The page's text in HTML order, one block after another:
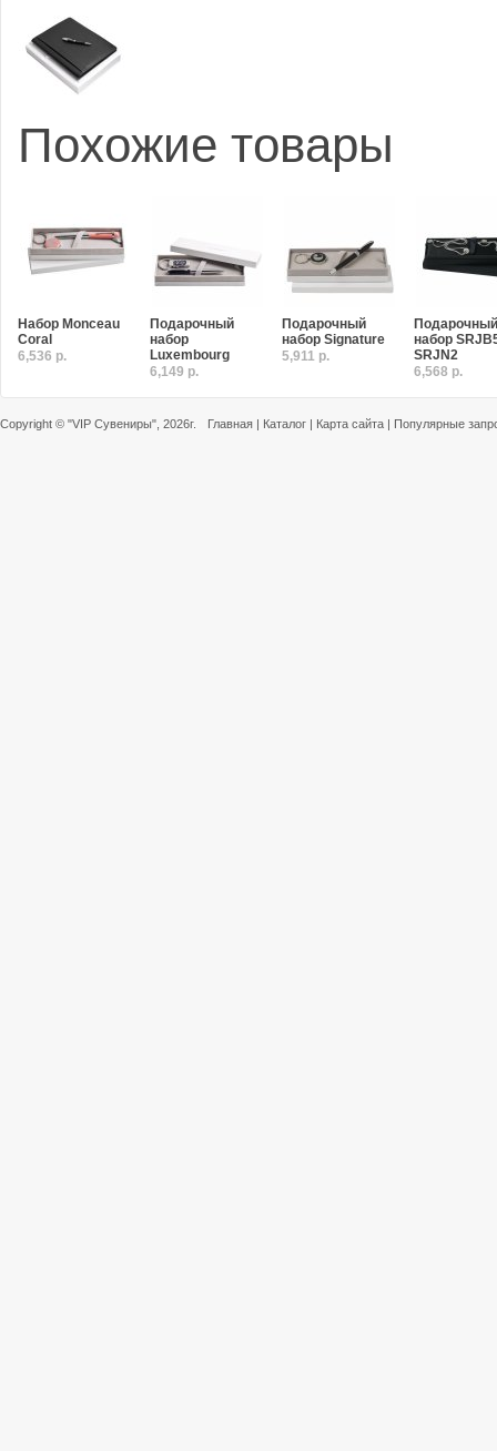
Похожие товары
Набор Monceau
Coral
6,536 р.
Подарочный
набор
Luxembourg
6,149 р.
Подарочный
набор Signature
5,911 р.
Подарочный
набор
SRJN2
6,568 р.
Copyright © "VIP Сувениры" , 2026г. Главная | Каталог | Карта сайта | Популярные